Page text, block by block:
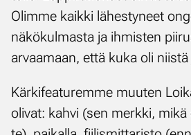
Olim­me kaik­ki lä­hes­ty­neet
nä­kö­kul­mas­ta ja ih­mis­ten
ar­vaa­maan, et­tä ku­ka oli
Kär­ki­fea­tu­rem­me muu­ten
oli­vat: kah­vi (sen merk­ki,